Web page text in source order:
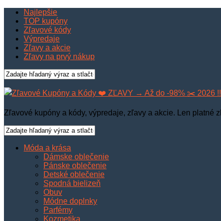
Najlepšie
TOP kupóny
Zľavové kódy
Výpredaje
Zľavy a akcie
Zľavy na prvý nákup
Zľavové kupóny a kódy, výpredaje, zľavy a akcie. Len platné
Móda a krása
Dámske oblečenie
Pánske oblečenie
Detské oblečenie
Spodná bielizeň
Obuv
Módne doplnky
Parfémy
Kozmetika